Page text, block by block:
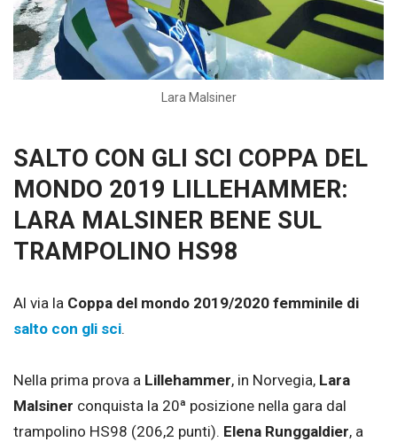
Lara Malsiner
SALTO CON GLI SCI COPPA DEL
MONDO 2019 LILLEHAMMER:
LARA MALSINER BENE SUL
TRAMPOLINO HS98
Al via la Coppa del mondo 2019/2020 femminile di
salto con gli sci.
Nella prima prova a Lillehammer, in Norvegia, Lara
Malsiner conquista la 20ª posizione nella gara dal
trampolino HS98 (206,2 punti). Elena Runggaldier, a